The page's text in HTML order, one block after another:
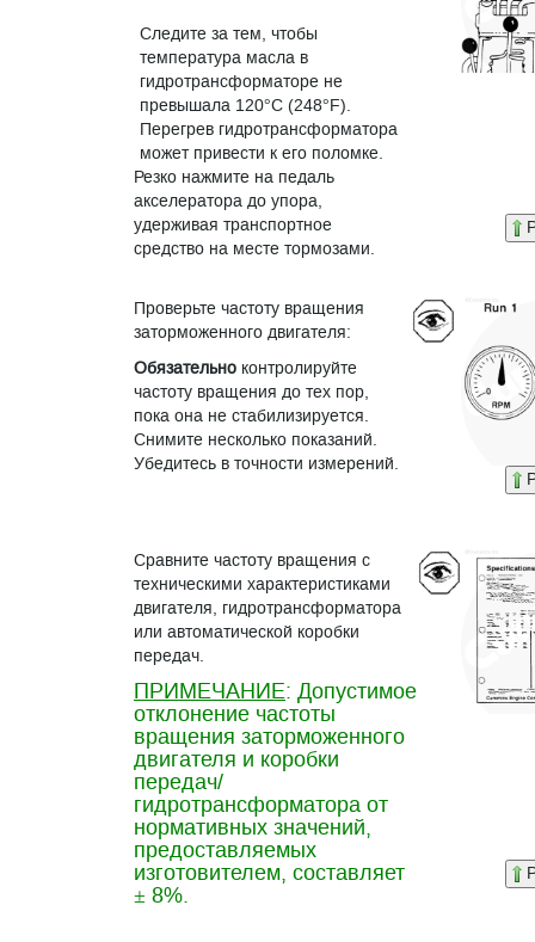
Следите за тем, чтобы
температура масла в
гидротрансформаторе не
превышала 120°C (248°F).
Перегрев гидротрансформатора
может привести к его поломке.
Резко нажмите на педаль
акселератора до упора,
удерживая транспортное
средство на месте тормозами.
Проверьте частоту вращения
заторможенного двигателя:
Обязательно контролируйте
частоту вращения до тех пор,
пока она не стабилизируется.
Снимите несколько показаний.
Убедитесь в точности измерений.
Сравните частоту вращения с
техническими характеристиками
двигателя, гидротрансформатора
или автоматической коробки
передач.
ПРИМЕЧАНИЕ: Допустимое
отклонение частоты
вращения заторможенного
двигателя и коробки
передач/
гидротрансформатора от
нормативных значений,
предоставляемых
изготовителем, составляет
± 8%.